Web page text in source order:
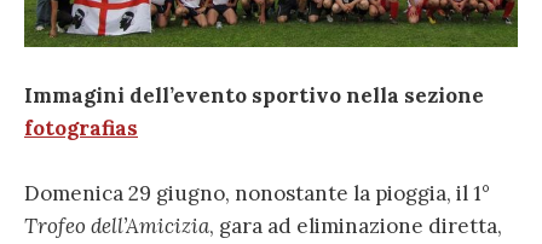
Immagini dell’evento sportivo nella sezione
fotografias
Domenica 29 giugno, nonostante la pioggia, il 1°
Trofeo dell’Amicizia, gara ad eliminazione diretta,